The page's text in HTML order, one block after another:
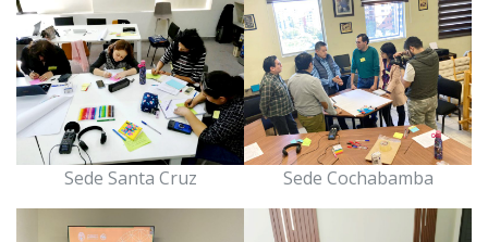
Sede Santa Cruz Sede Cochabamba